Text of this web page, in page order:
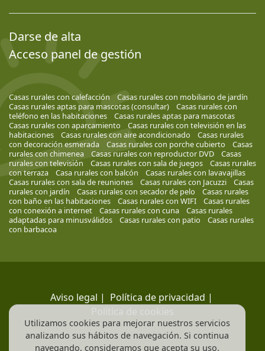
Darse de alta
Acceso panel de gestión
Casas rurales con calefacción
Casas rurales con mobiliario de jardín
Casas rurales aptas para mascotas (consultar)
Casas rurales con
teléfono en las habitaciones
Casas rurales aptas para mascotas
Casas rurales con aparcamiento
Casas rurales con televisión en las
habitaciones
Casas rurales con aire acondicionado
Casas rurales
con decoración esmerada
Casas rurales con porche cubierto
Casas
rurales con chimenea
Casas rurales con reproductor DVD
Casas
rurales con televisión
Casas rurales con sala de juegos
Casas rurales
con terraza
Casa rurales con balcón
Casas rurales con lavavajillas
Casas rurales con sala de reuniones
Casas rurales con Jacuzzi
Casas
rurales con jardín
Casas rurales con secador de pelo
Casas rurales
con baño en las habitaciones
Casas rurales con WIFI
Casas rurales
con conexión a internet
Casas rurales con cuna
Casas rurales
adaptadas para minusválidos
Casas rurales con patio
Casas rurales
con barbacoa
Aviso legal | Política de privacidad |
Política de cookies
Utilizamos cookies para mejorar nuestros servicios
analizando sus hábitos de navegación. Si continua
navegando, consideramos que acepta su uso.